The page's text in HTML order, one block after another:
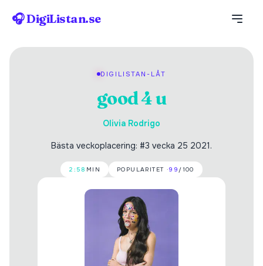
🎧 DigiListan.se
DIGILISTAN-LÅT
good 4 u
Olivia Rodrigo
Bästa veckoplacering: #3 vecka 25 2021.
2:58 MIN POPULARITET ·99 /100